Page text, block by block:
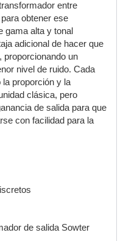
entre
obtener ese
gama alta y tonal
adicional de hacer que
proporcionando un
nivel de ruido. Cada
la proporción y la
clásica, pero
de salida para que
con facilidad para la
de salida Sowter